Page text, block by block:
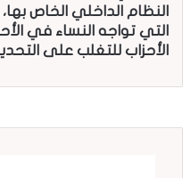
النظام الداخلي الخاص
التي تواجه النساء في
الأحزاب للتغلب على